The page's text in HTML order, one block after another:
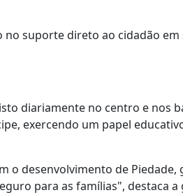
no suporte direto ao cidadão
diariamente no centro e nos
exercendo um papel
o desenvolvimento de
para as famílias", destaca